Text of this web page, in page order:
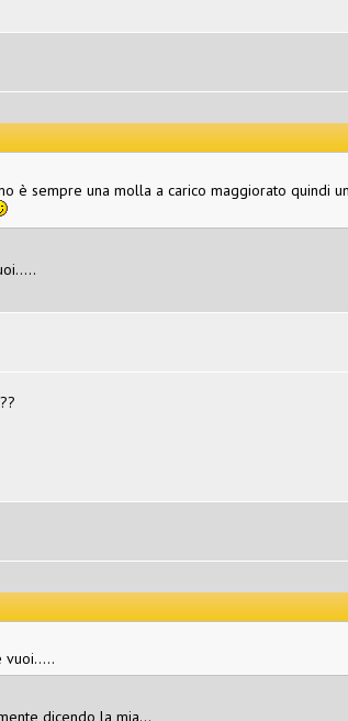
è sempre una molla a carico maggiorato quindi
vuoi.....
dicendo la mia...